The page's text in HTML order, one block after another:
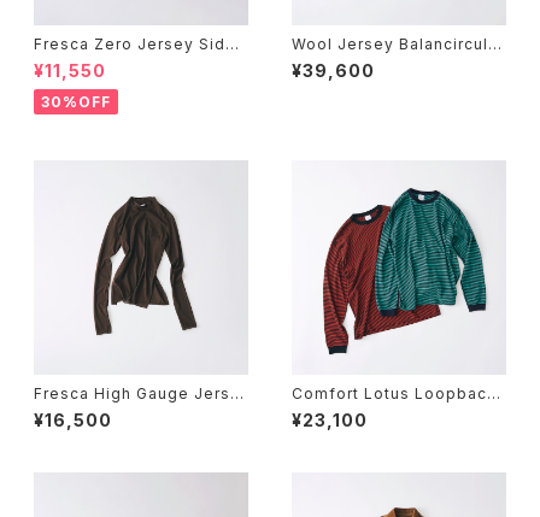
Fresca Zero Jersey Side
Slit Crew Neck Long Slee
ve T
¥11,550
30%OFF
Wool Jersey Balancircular
® Knit V Neck Cardigan
¥39,600
Fresca High Gauge Jerse
y Side Slits High Neck Lo
ng Sleeve T
¥16,500
Comfort Lotus Loopback
Stripe Jersey Crew Neck
Long Sleeve T
¥23,100